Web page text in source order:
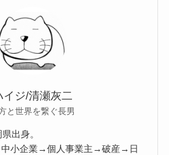
イジ/清瀬灰二
と世界を繋ぐ長男
出身。
小企業→個人事業主→破産→日